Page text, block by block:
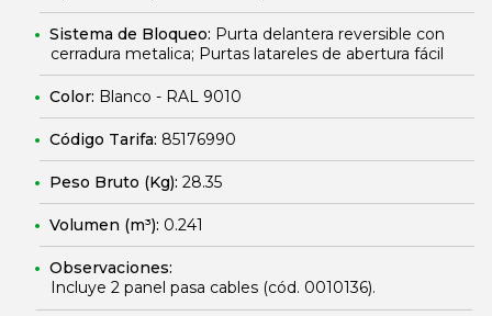
Sistema de Bloqueo: Purta delantera reversible con
cerradura metalica; Purtas latareles de abertura fácil
Color: Blanco - RAL 9010
Código Tarifa: 85176990
Peso Bruto (Kg): 28.35
Volumen (m³): 0.241
Observaciones:
Incluye 2 panel pasa cables (cód. 0010136).